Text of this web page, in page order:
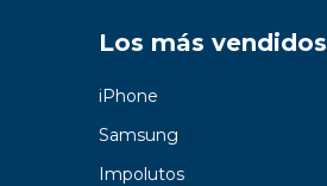
Los más vendidos
iPhone
Samsung
Impolutos